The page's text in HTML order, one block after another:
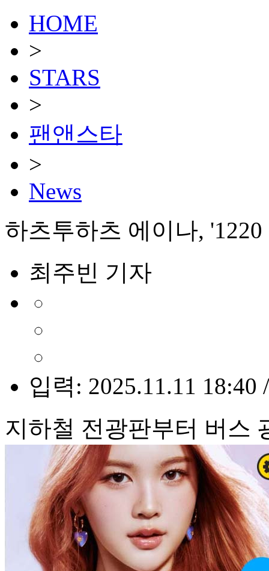
HOME
>
STARS
>
팬앤스타
>
News
하츠투하츠 에이나,
최주빈 기자
입력: 2025.11.11 18:40
지하철 전광판부터 버스